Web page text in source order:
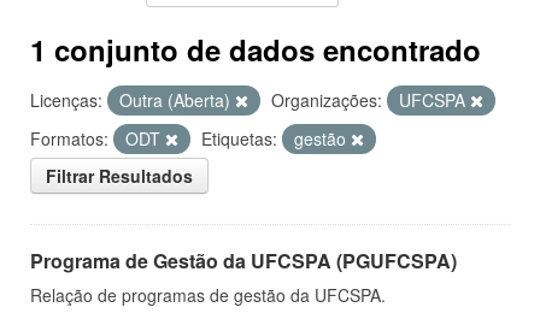
1 conjunto de dados encontrado
Licenças: Outra (Aberta) Organizações:
UFCSPA
Formatos:
ODT Etiquetas:
gestão
Filtrar Resultados
Programa de Gestão da UFCSPA (PGUFCSPA)
Relação de programas de gestão da UFCSPA.